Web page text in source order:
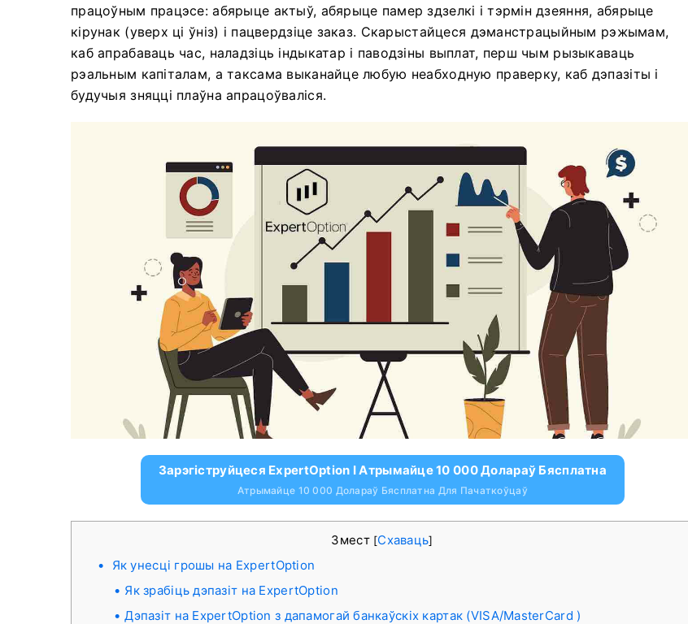
працоўным працэсе: абярыце актыў, абярыце памер здзелкі і тэрмін дзеяння, абярыце
кірунак (уверх ці ўніз) і пацвердзіце заказ. Скарыстайцеся дэманстрацыйным рэжымам,
каб апрабаваць час, наладзіць індыкатар і паводзіны выплат, перш чым рызыкаваць
рэальным капіталам, а таксама выканайце любую неабходную праверку, каб дэпазіты і
будучыя зняцці плаўна апрацоўваліся.
Зарэгіструйцеся ExpertOption І Атрымайце 10 000 Долараў Бясплатна
Атрымайце 10 000 Долараў Бясплатна Для Пачаткоўцаў
Змест [Схаваць]
Як унесці грошы на ExpertOption
Як зрабіць дэпазіт на ExpertOption
Дэпазіт на ExpertOption з дапамогай банкаўскіх картак (VISA/MasterCard )